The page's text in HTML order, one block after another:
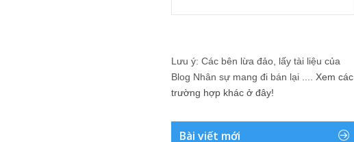
Lưu ý: Các bên lừa đảo, lấy tài liệu của
Blog Nhân sự mang đi bán lại .... Xem các
trường hợp khác ở đây!
Bài viết mới